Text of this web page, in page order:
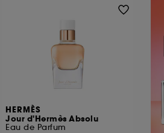
HERMÈS
Jour d'Hermès Absolu
Eau de Parfum